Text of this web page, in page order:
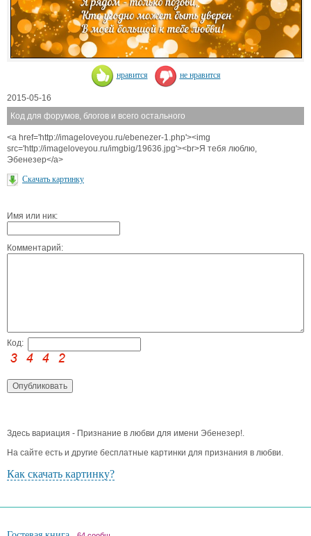
нравится не нравится
2015-05-16
Код для форумов, блогов и всего остального
<a href='http://imageloveyou.ru/ebenezer-1.php'><img
src='http://imageloveyou.ru/imgbig/19636.jpg'><br>Я тебя люблю,
Эбенезер</a>
Скачать картинку
Имя или ник:
Комментарий:
Код:
Здесь вариация - Признание в любви для имени Эбенезер!.
На сайте есть и другие бесплатные картинки для признания в любви.
Как скачать картинку?